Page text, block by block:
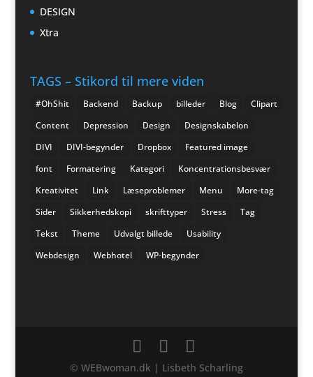
DESIGN
Xtra
TAGS – Stikord til mere viden
#OhShit Backend Backup billeder Blog
Clipart
Content
Depression Design
Designskabelon
DIVI
DIVI-begynder Dropbox
Featured image
font
Formatering Kategori
Koncentrationsbesvær
Kreativitet
Link Læseproblemer Menu
More-tag
Sider
Sikkerhedskopi skrifttyper Stress
Tag
Tekst
Theme Udvalgt billede
Usability
Webdesign
Webhotel WP-begynder
© WEBwoman.dk | Lisbeth Scharling